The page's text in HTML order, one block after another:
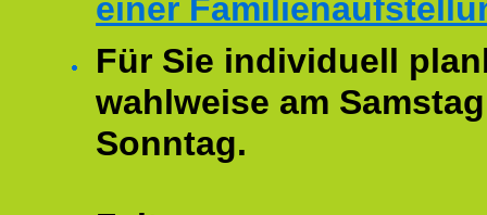
einer
Für Sie individuell
wahlweise am
Sonntag.